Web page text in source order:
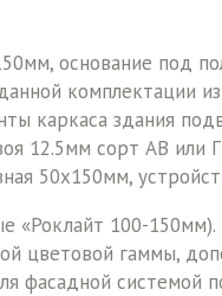
основание под
комплектации
каркаса здания
12.5мм сорт АВ
50х150мм,
«Роклайт 100-
цветовой гаммы,
фасадной системой